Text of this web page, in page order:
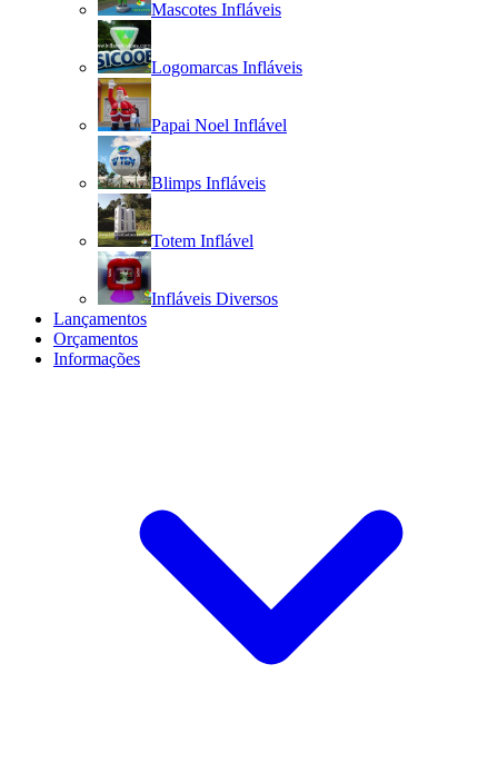
Mascotes Infláveis
Logomarcas Infláveis
Papai Noel Inflável
Blimps Infláveis
Totem Inflável
Infláveis Diversos
Lançamentos
Orçamentos
Informações